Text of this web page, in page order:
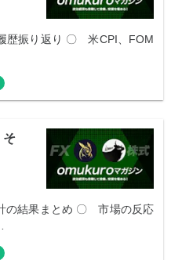
歴振り返り 〇 米CPI、FOM
そ
の結果まとめ 〇 市場の反応